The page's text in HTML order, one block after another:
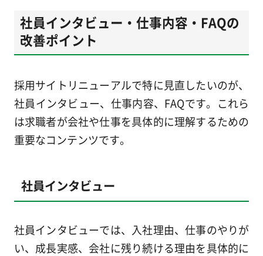
社員インタビュー・仕事内容・FAQの
改善ポイント
採用サイトリニューアルで特に見直したいのが、
社員インタビュー、仕事内容、FAQです。これら
は求職者が会社や仕事を具体的に理解するための
重要なコンテンツです。
社員インタビュー
社員インタビューでは、入社理由、仕事のやりが
い、成長実感、会社に残り続ける理由を具体的に